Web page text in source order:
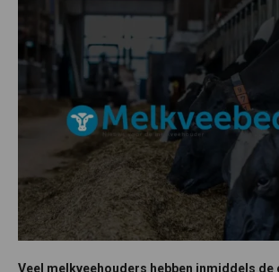
Veel melkveehouders hebben inmiddels de